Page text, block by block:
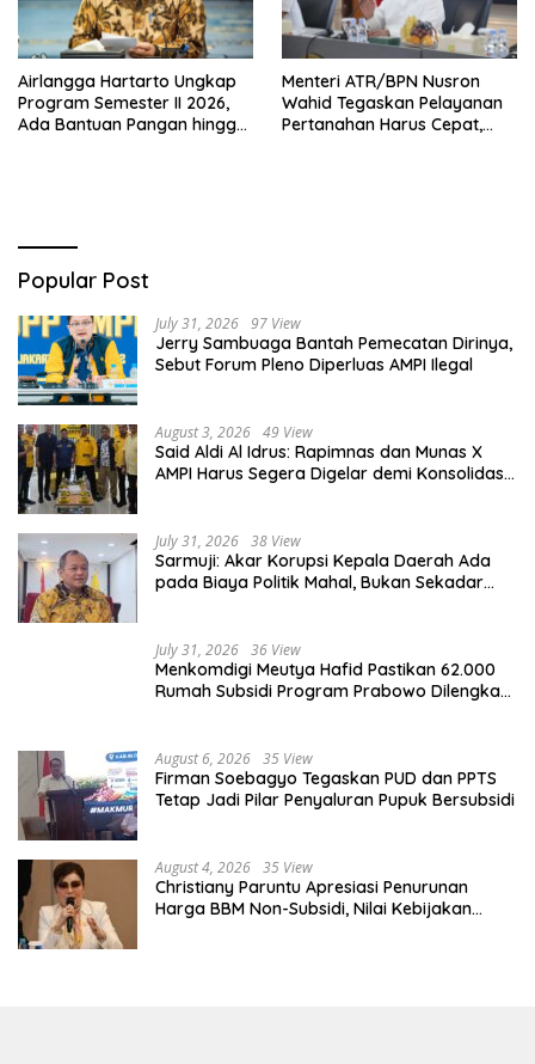
Airlangga Hartarto Ungkap
Program Semester II 2026,
Ada Bantuan Pangan hingga
Menteri ATR/BPN Nusron
Wahid Tegaskan Pelayanan
Pertanahan Harus Cepat,
Popular Post
July 31, 2026 97 View
Jerry Sambuaga Bantah Pemecatan Dirinya,
Sebut Forum Pleno Diperluas AMPI Ilegal
August 3, 2026 49 View
Said Aldi Al Idrus: Rapimnas dan Munas X
AMPI Harus Segera Digelar demi Konsolidasi
July 31, 2026 38 View
Sarmuji: Akar Korupsi Kepala Daerah Ada
pada Biaya Politik Mahal, Bukan Sekadar
July 31, 2026 36 View
Menkomdigi Meutya Hafid Pastikan 62.000
Rumah Subsidi Program Prabowo Dilengkapi
August 6, 2026 35 View
Firman Soebagyo Tegaskan PUD dan PPTS
Tetap Jadi Pilar Penyaluran Pupuk Bersubsidi
August 4, 2026 35 View
Christiany Paruntu Apresiasi Penurunan
Harga BBM Non-Subsidi, Nilai Kebijakan